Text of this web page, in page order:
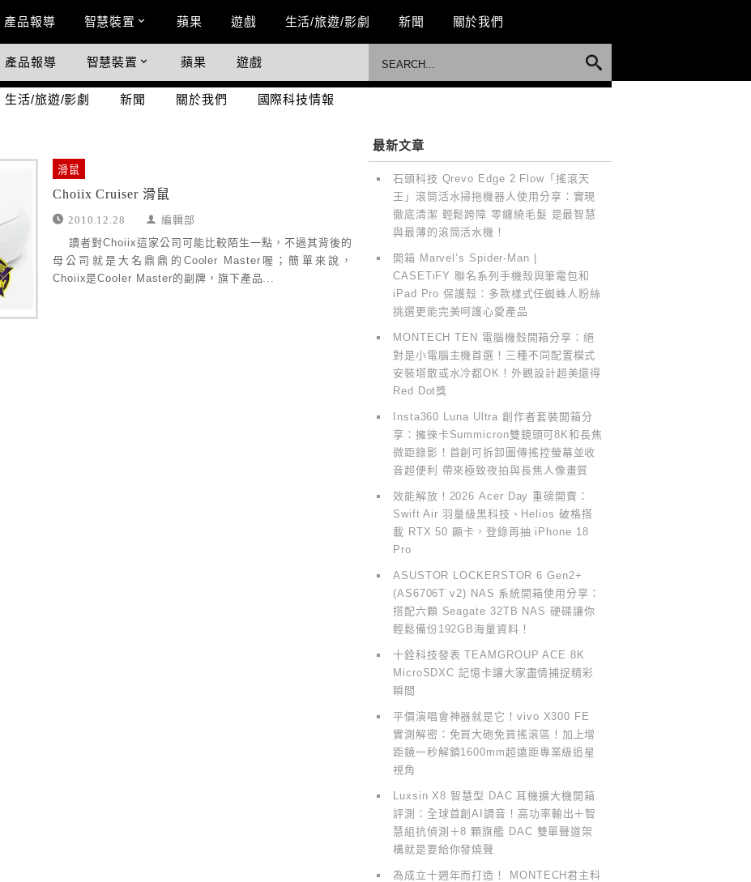
Main Menu
產品報導 智慧裝置 蘋果 遊戲 生活/旅遊/影劇 新聞 關於我們
國際科技情報
產品報導 智慧裝置 蘋果 遊戲
生活/旅遊/影劇 新聞 關於我們 國際科技情報
滑鼠
Choiix Cruiser 滑鼠
2010.12.28 編輯部
讀者對Choiix這家公司可能比較陌生一點，不過其背後的
母公司就是大名鼎鼎的Cooler Master喔；簡單來說，
Choiix是Cooler Master的副牌，旗下產品...
最新文章
石頭科技 Qrevo Edge 2 Flow「搖滾天
王」滾筒活水掃拖機器人使用分享：實現
徹底清潔 輕鬆跨障 零纏繞毛髮 是最智慧
與最薄的滾筒活水機！
開箱 Marvel’s Spider-Man |
CASETiFY 聯名系列手機殼與筆電包和
iPad Pro 保護殼：多款樣式任蜘蛛人粉絲
挑選更能完美呵護心愛產品
MONTECH TEN 電腦機殼開箱分享：絕
對是小電腦主機首選！三種不同配置模式
安裝塔散或水冷都OK！外觀設計超美還得
Red Dot獎
Insta360 Luna Ultra 創作者套裝開箱分
享：擁徠卡Summicron雙鏡頭可8K和長焦
微距錄影！首創可拆卸圖傳搖控螢幕並收
音超便利 帶來極致夜拍與長焦人像畫質
效能解放！2026 Acer Day 重磅開賣：
Swift Air 羽量級黑科技、Helios 破格搭
載 RTX 50 顯卡，登錄再抽 iPhone 18
Pro
ASUSTOR LOCKERSTOR 6 Gen2+
(AS6706T v2) NAS 系統開箱使用分享：
搭配六顆 Seagate 32TB NAS 硬碟讓你
輕鬆備份192GB海量資料！
十銓科技發表 TEAMGROUP ACE 8K
MicroSDXC 記憶卡讓大家盡情捕捉精彩
瞬間
平價演唱會神器就是它！vivo X300 FE
實測解密：免買大砲免買搖滾區！加上增
距鏡一秒解鎖1600mm超遠距專業級追星
視角
Luxsin X8 智慧型 DAC 耳機擴大機開箱
評測：全球首創AI調音！高功率輸出＋智
慧組抗偵測＋8 顆旗艦 DAC 雙單聲道架
構就是要給你發燒聲
為成立十週年而打造！ MONTECH君主科